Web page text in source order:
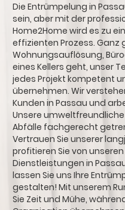
Die Entrümpelung in
sein, aber mit der
Home2Home wird es zu
effizienten Prozess. Ganz
Wohnungsauflösung,
eines Kellers geht, unser
jedes Projekt kompetent
übernehmen. Wir
Kunden in Passau und
Unsere
Abfälle fachgerecht
Vertrauen Sie unserer
profitieren Sie von
Dienstleistungen in
lassen Sie uns Ihre
gestalten! Mit unserem
Sie Zeit und Mühe,